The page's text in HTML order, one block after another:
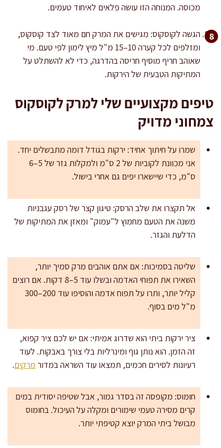
מכוסה. המנוחה הזו עושה פלאים לאיחוד טעמים.
הגשה לקוסקוס: מגישים את המרק חם מאוד לצד קוסקוס,
ומזלפים לכל קערה 10–15 מ"ל מיץ לימון לפי טעם. מי
שאוהב חריף מוסיף חריסה בהדרגה, כדי לא להשתלט על
המתיקות הטבעית של הירקות.
טיפים מקצועיים שלי למרק לקוסקוס
צמחוני מדויק
שמרו על חיתוך אחיד: ירקות בגודל דומה מתבשלים יחד.
אני מכוונת לקוביות של 2 ס"מ ולמקלות גזר של 5–6
ס"מ, כדי שיישארו יפים גם אחרי בישול.
אל תקצרו את שלב הרסק: טיגון קצר של רסק עגבניות
משנה את הטעם מחמוץ ל"עמוק" ומאזן את המתיקות של
הדלעת והגזר.
שליטה בסמיכות: אם אתם אוהבים מרק סמיך יותר,
השאירו את תפוחי האדמה ובשלו עוד 5–8 דקות. אם רוצים
קליל יותר, ותרו על תפוח אדמה והוסיפו עוד 200–300
מ"ל מים בסוף.
ציר ירקות ביתי הוא שדרוג אמיתי: אם יש לכם ציר קפוא,
זה הזמן. הוא נותן גוף ומינרליות בלי צורך באבקות. לעוד
רעיונות לסירים חכמים, תמצאו עוד השראה במדור מרקים.
חומוס: מקופסה זה בסדר גמור, אבל שטיפה יסודית במים
קרים מסירה טעמי שימורים ומקלה על העיכול. בחומוס
מבושל ביתי המרק יוצא קטיפתי יותר.